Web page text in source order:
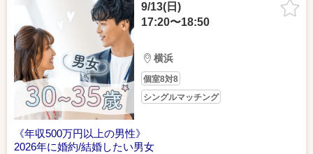
9/13(日)
17:20〜18:50
横浜
個室8対8
シングルマッチング
《年収500万円以上の男性》
2026年に婚約/結婚したい男女